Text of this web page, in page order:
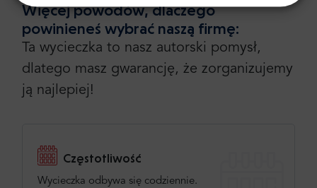
Tereza,
Czechy
5
expanded trip? But everything worked out perfect. I am
from now on fan of Madeira and Mr.Shuttle.
Więcej powodów, dlaczego
powinieneś wybrać naszą firmę:
Ta wycieczka to nasz autorski pomysł,
dlatego masz gwarancję, że zorganizujemy
ją najlepiej!
Częstotliwość
Wycieczka odbywa się codziennie.